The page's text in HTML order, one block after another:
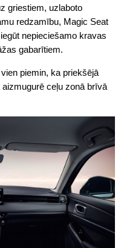
griestiem, uzlaboto
redzamību, Magic Seat
nepieciešamo kravas
gabarītiem.
piemin, ka priekšējā
ceļu zonā brīvā